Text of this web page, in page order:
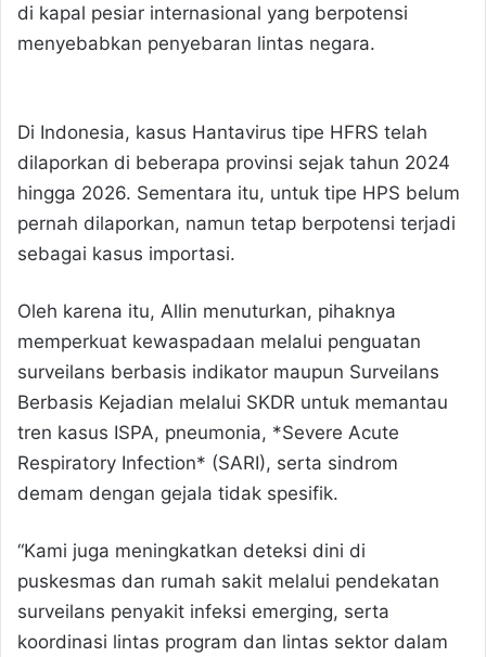
di kapal pesiar internasional yang berpotensi
menyebabkan penyebaran lintas negara.
Di Indonesia, kasus Hantavirus tipe HFRS telah
dilaporkan di beberapa provinsi sejak tahun 2024
hingga 2026. Sementara itu, untuk tipe HPS belum
pernah dilaporkan, namun tetap berpotensi terjadi
sebagai kasus importasi.
Oleh karena itu, Allin menuturkan, pihaknya
memperkuat kewaspadaan melalui penguatan
surveilans berbasis indikator maupun Surveilans
Berbasis Kejadian melalui SKDR untuk memantau
tren kasus ISPA, pneumonia, *Severe Acute
Respiratory Infection* (SARI), serta sindrom
demam dengan gejala tidak spesifik.
“Kami juga meningkatkan deteksi dini di
puskesmas dan rumah sakit melalui pendekatan
surveilans penyakit infeksi emerging, serta
koordinasi lintas program dan lintas sektor dalam